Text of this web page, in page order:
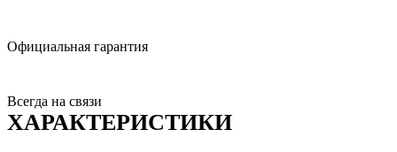
Официальная гарантия
Всегда на связи
ХАРАКТЕРИСТИКИ